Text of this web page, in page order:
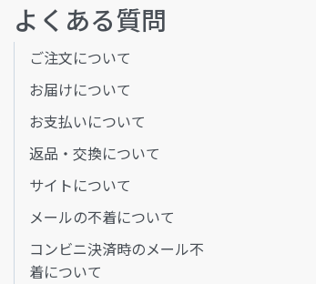
よくある質問
ご注文について
お届けについて
お支払いについて
返品・交換について
サイトについて
メールの不着について
コンビニ決済時のメール不
着について